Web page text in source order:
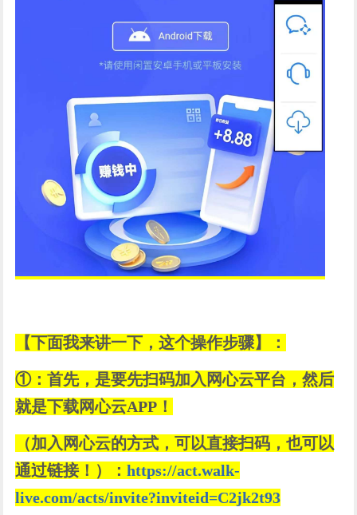
【下面我来讲一下，这个操作步骤】：
①：首先，是要先扫码加入网心云平台，然后
就是下载网心云APP！
（加入网心云的方式，可以直接扫码，也可以
通过链接！）：https://act.walk-
live.com/acts/invite?inviteid=C2jk2t93